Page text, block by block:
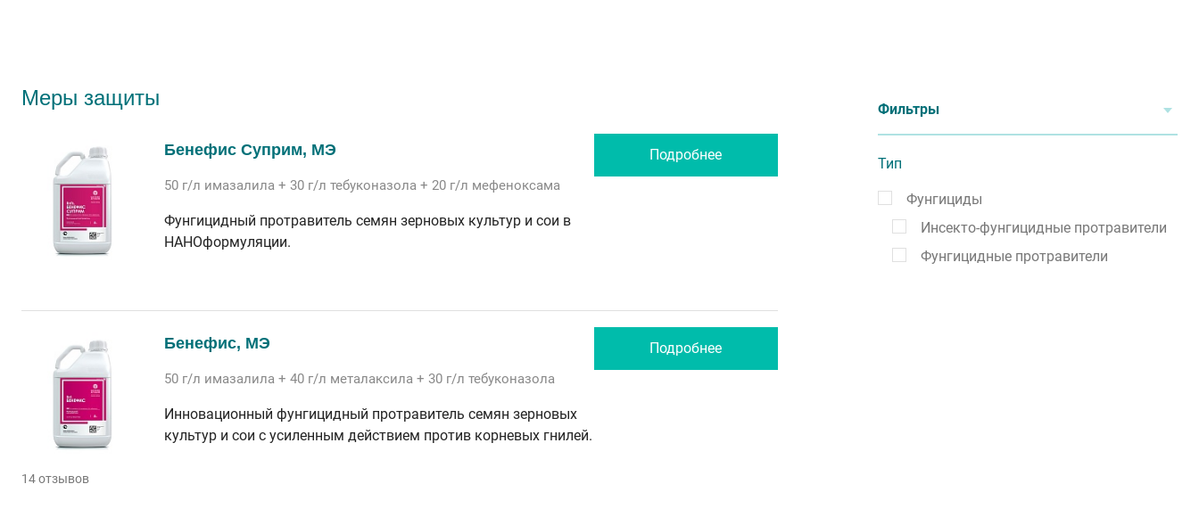
Меры защиты
Бенефис Суприм, МЭ
50 г/л имазалила + 30 г/л тебуконазола + 20 г/л мефеноксама
Фунгицидный протравитель семян зерновых культур и сои в
НАНОформуляции.
Подробнее
14 отзывов
Бенефис, МЭ
50 г/л имазалила + 40 г/л металаксила + 30 г/л тебуконазола
Инновационный фунгицидный протравитель семян зерновых
культур и сои с усиленным действием против корневых гнилей.
Подробнее
Фильтры
Тип
Фунгициды
Инсекто-фунгицидные протравители
Фунгицидные протравители